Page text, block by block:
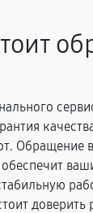
Обращение в
доверить